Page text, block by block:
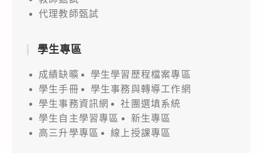
代理教師甄試
學生專區
成績缺曠
學生學習歷程檔案專區
學生手冊
學生事務與轉導工作網
學生事務資訊網
社團選填系統
學生自主學習專區
新生專區
高三升學專區
線上授課專區